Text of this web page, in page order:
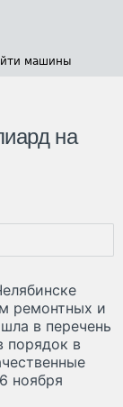
машины
на
ремонтных и
в перечень
порядок в
ноября